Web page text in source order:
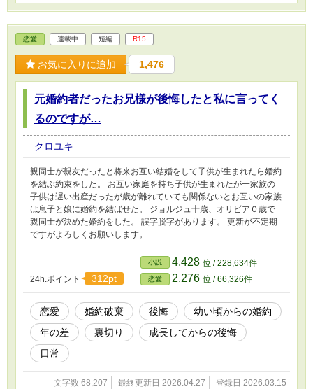
恋愛 連載中 短編 R15
お気に入りに追加 1,476
元婚約者だったお兄様が後悔したと私に言ってく
るのですが…
クロユキ
親同士が親友だったと将来お互い結婚をして子供が生まれたら婚約
を結ぶ約束をした。 お互い家庭を持ち子供が生まれたが一家族の
子供は遅い出産だったが歳が離れていても関係ないとお互いの家族
は息子と娘に婚約を結ばせた。 ジョルジュ十歳、オリビア０歳で
親同士が決めた婚約をした。 誤字脱字があります。 更新が不定期
ですがよろしくお願いします。
24h.ポイント 312pt
小説 4,428 位 / 228,634件
恋愛 2,276 位 / 66,326件
恋愛 婚約破棄 後悔
幼い頃からの婚約
年の差
裏切り
成長してからの後悔
日常
文字数 68,207 最終更新日 2026.04.27 登録日 2026.03.15